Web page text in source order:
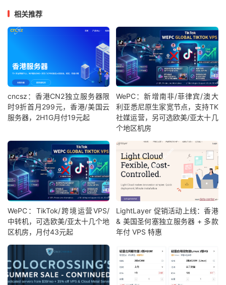
相关推荐
cncsz：香港CN2独立服务器限
时9折首月299元，香港/美国云
服务器，2H1G月付19元起
WePC：新增南非/菲律宾/澳大
利亚悉尼原生家宽节点，支持TK
社媒运营，另可选欧美/亚太十几
个地区机房
WePC：TikTok/跨境运营VPS/
中转机，可选欧美/亚太十几个地
区机房，月付43元起
LightLayer 促销活动上线：香港
& 美国圣何塞独立服务器 + 多款
年付 VPS 特惠